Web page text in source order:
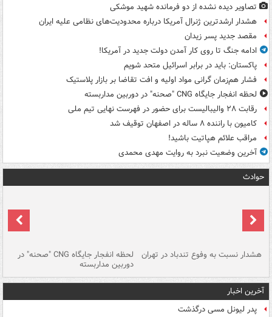
تصاویر دیده‌ نشده از دو فرمانده شهید موشکی
هشدار ارشدترین ژنرال آمریکا درباره محدودیت‌های نظامی علیه ایران
مقصد جدید پسر زیدان
ادامه جنگ تا روی کار آمدن دولت جدید در آمریکا!
پاکستان: باید در برابر اسرائیل متحد شویم
فشار هم‌زمان گرانی مواد اولیه و افت تقاضا بر بازار پلاستیک
لحظه انفجار جایگاه CNG "صحنه" در دوربین مداربسته
رقابت ۲۸ والیبالیست برای حضور در فهرست نهایی تیم ملی
کامیون با راننده ۸ ساله در اصفهان توقیف شد
مراقب علائم هپاتیت باشید!
آخرین وضعیت نبرد به روایت مهدی محمدی
حوادث
هشدار نسبت به وفوع تندباد در تهران لحظه انفجار جایگاه CNG "صحنه" در
دوربین مداربسته
آخرین اخبار
پدر لیونل مسی درگذشت